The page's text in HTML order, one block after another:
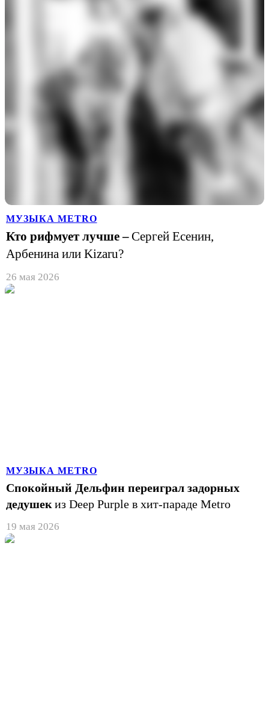
МУЗЫКА METRO
Кто рифмует лучше –Сергей Есенин,
Арбенина или Kizaru?
26 мая 2026
МУЗЫКА METRO
Спокойный Дельфин переиграл задорных
дедушек из Deep Purple в хит-параде Metro
19 мая 2026